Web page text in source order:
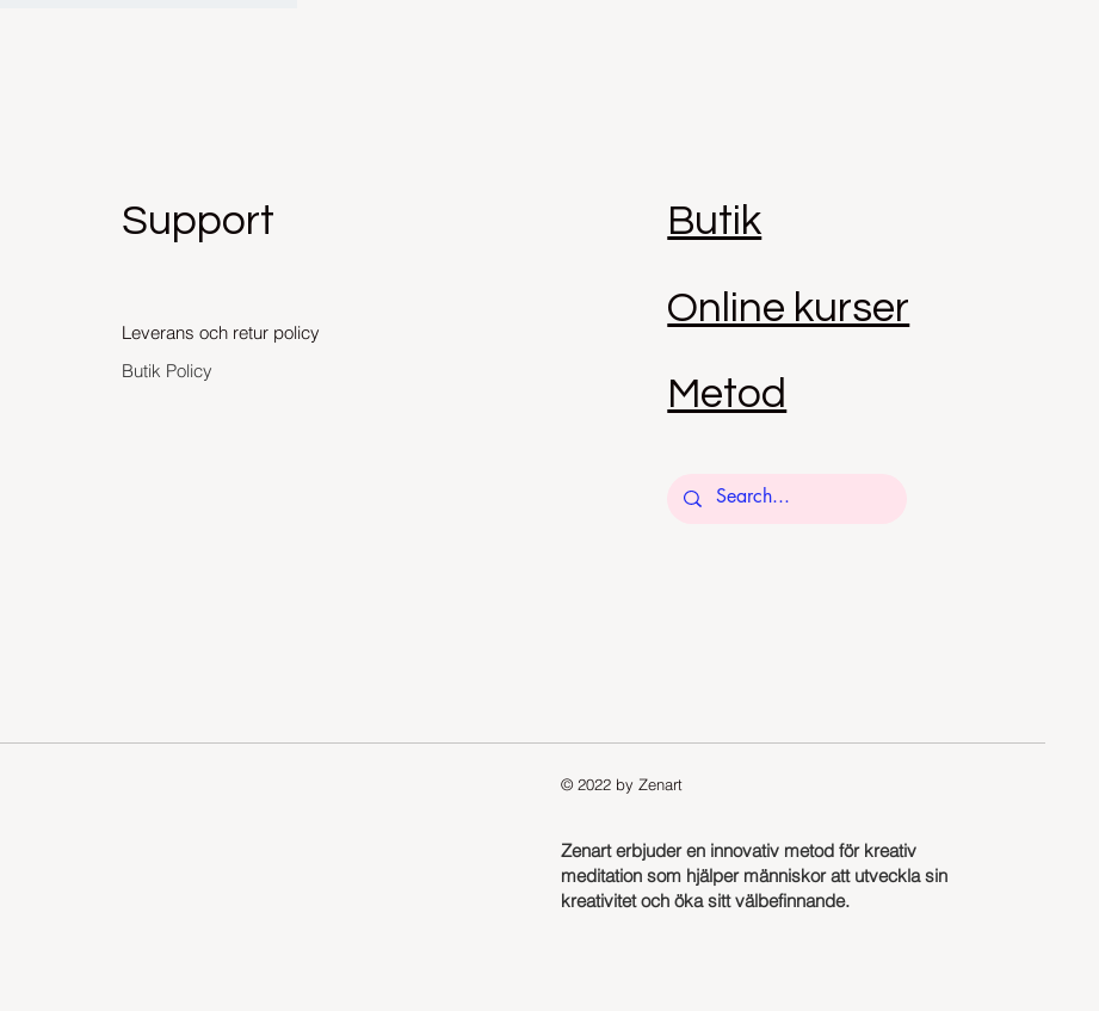
Support
Leverans och retur policy
Butik Policy
Butik
Online kurser
Metod
© 2022 by Zenart
Zenart erbjuder en innovativ metod för kreativ
meditation som hjälper människor att utveckla sin
kreativitet och öka sitt välbefinnande.